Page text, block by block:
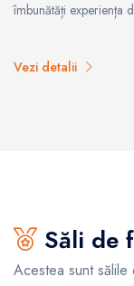
îmbunătăți experiența
Vezi detalii
Săli de
Acestea sunt